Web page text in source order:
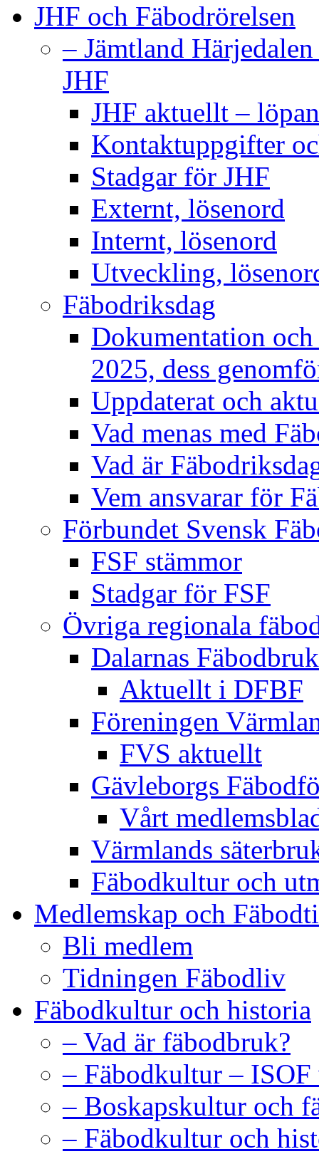
JHF och Fäbodrörelsen
– Jämtland
JHF
JHF aktuellt –
Kontaktuppgifter
Stadgar för JHF
Externt, lösenord
Internt, lösenord
Utveckling,
Fäbodriksdag
Dokumentation
2025, dess
Uppdaterat och
Vad menas med
Vad är
Vem ansvarar för
Förbundet Svensk
FSF stämmor
Stadgar för FSF
Övriga regionala
Dalarnas
Aktuellt i DFBF
Föreningen
FVS aktuellt
Gävleborgs
Vårt
Värmlands
Fäbodkultur och
Medlemskap och
Bli medlem
Tidningen Fäbodliv
Fäbodkultur och historia
– Vad är fäbodbruk?
– Fäbodkultur –
– Boskapskultur och
– Fäbodkultur och